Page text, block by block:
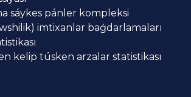
sáykes pánler kompleksi
imtixanlar baǵdarlamaları
kelip túsken arzalar statistikası